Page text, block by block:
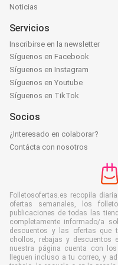
Noticias
Servicios
Inscribirse en la newsletter
Síguenos en Facebook
Síguenos en Instagram
Síguenos en Youtube
Síguenos en TikTok
Socios
¿Interesado en colaborar?
Contácta con nosotros
Folletosofertas.es recopila
ofertas semanales, los
publicaciones de todas las
completamente informado/a
descuentos y las ofertas que
chollos, rebajas y descuentos
nuestra página cuenta con
lleguen incluso a tu correo, y